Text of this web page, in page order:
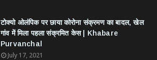
टोक्यो ओलंपिक पर छाया कोरोना संक्रमण का बादल, खेल
गांव में मिला पहला संक्रमित केस | Khabare
Purvanchal
July 17, 2021